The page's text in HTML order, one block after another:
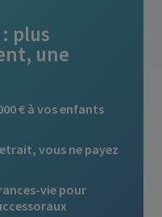
plus
une
€ à vos enfants
vous ne payez
vie pour